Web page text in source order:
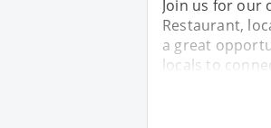
Join us for our
Restaurant,
a great
locals to